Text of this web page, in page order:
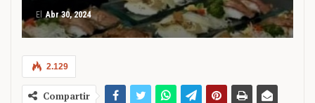
El Abr 30, 2024
2.129
Compartir